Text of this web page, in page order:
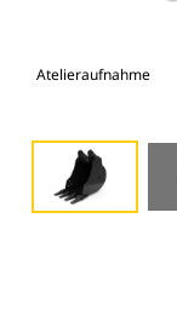
Atelieraufnahme